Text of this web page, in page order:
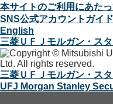
本サイトのご利用にあた
SNS公式アカウントガイ
English
三菱ＵＦＪモルガン・ス
三菱ＵＦＪモルガン・ス
UFJ Morgan Stanley